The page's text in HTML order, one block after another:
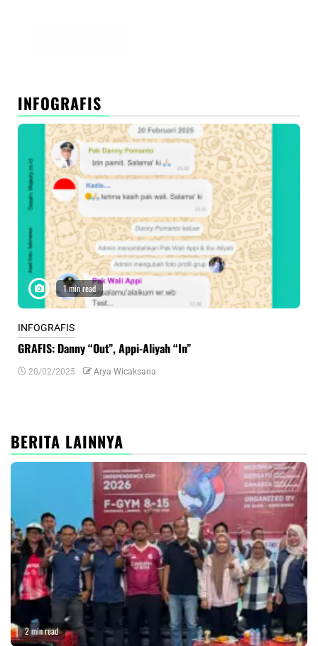
INFOGRAFIS
1 min read
INFOGRAFIS
GRAFIS: Danny “Out”, Appi-Aliyah “In”
20/02/2025 Arya Wicaksana
BERITA LAINNYA
2 min read